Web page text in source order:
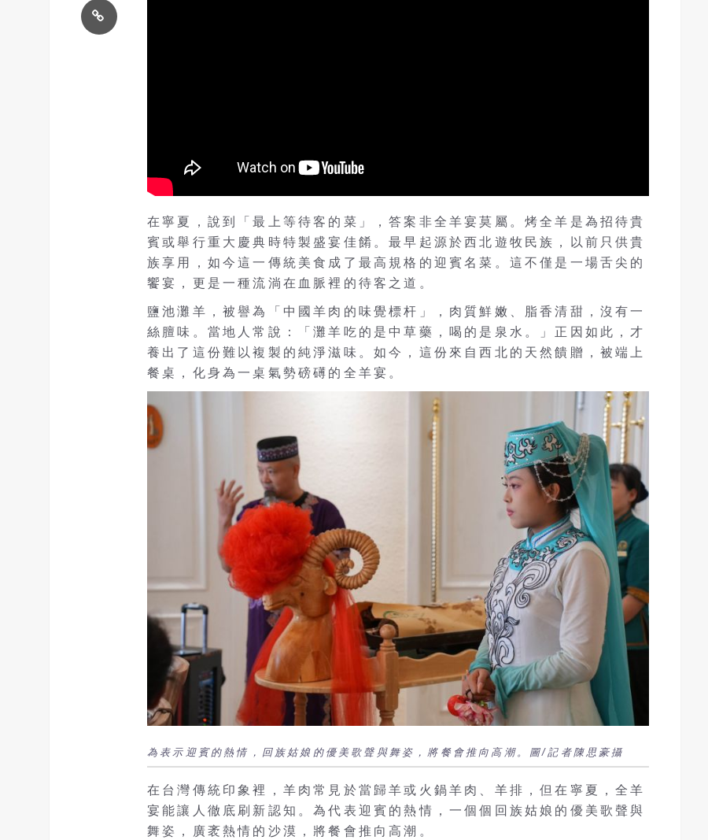
在寧夏，說到「最上等待客的菜」，答案非全羊宴莫屬。烤全羊是為招待貴
賓或舉行重大慶典時特製盛宴佳餚。最早起源於西北遊牧民族，以前只供貴
族享用，如今這一傳統美食成了最高規格的迎賓名菜。這不僅是一場舌尖的
饗宴，更是一種流淌在血脈裡的待客之道。
鹽池灘羊，被譽為「中國羊肉的味覺標杆」，肉質鮮嫩、脂香清甜，沒有一
絲膻味。當地人常說：「灘羊吃的是中草藥，喝的是泉水。」正因如此，才
養出了這份難以複製的純淨滋味。如今，這份來自西北的天然饋贈，被端上
餐桌，化身為一桌氣勢磅礡的全羊宴。
為表示迎賓的熱情，回族姑娘的優美歌聲與舞姿，將餐會推向高潮。圖/記者陳思豪攝
在台灣傳統印象裡，羊肉常見於當歸羊或火鍋羊肉、羊排，但在寧夏，全羊
宴能讓人徹底刷新認知。為代表迎賓的熱情，一個個回族姑娘的優美歌聲與
舞姿，廣袤熱情的沙漠，將餐會推向高潮。